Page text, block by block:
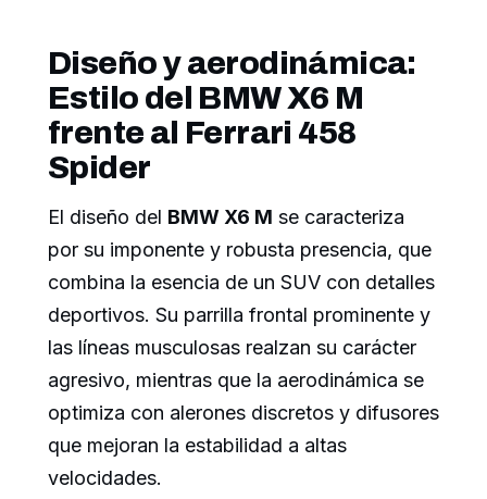
Diseño y aerodinámica:
Estilo del BMW X6 M
frente al Ferrari 458
Spider
El diseño del BMW X6 M se caracteriza
por su imponente y robusta presencia, que
combina la esencia de un SUV con detalles
deportivos. Su parrilla frontal prominente y
las líneas musculosas realzan su carácter
agresivo, mientras que la aerodinámica se
optimiza con alerones discretos y difusores
que mejoran la estabilidad a altas
velocidades.